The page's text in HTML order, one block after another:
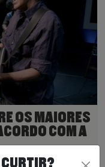
OS MAIORES
COM A
CURTIR?